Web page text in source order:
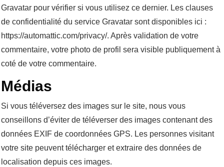
Gravatar pour vérifier si vous utilisez ce dernier. Les clauses
de confidentialité du service Gravatar sont disponibles ici :
https://automattic.com/privacy/. Après validation de votre
commentaire, votre photo de profil sera visible publiquement à
coté de votre commentaire.
Médias
Si vous téléversez des images sur le site, nous vous
conseillons d’éviter de téléverser des images contenant des
données EXIF de coordonnées GPS. Les personnes visitant
votre site peuvent télécharger et extraire des données de
localisation depuis ces images.